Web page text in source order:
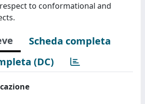
to conformational and
Scheda completa
(DC)